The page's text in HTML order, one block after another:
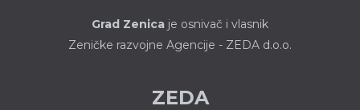
Grad Zenica je osnivač i vlasnik
Zeničke razvojne Agencije - ZEDA d.o.o.
ZEDA